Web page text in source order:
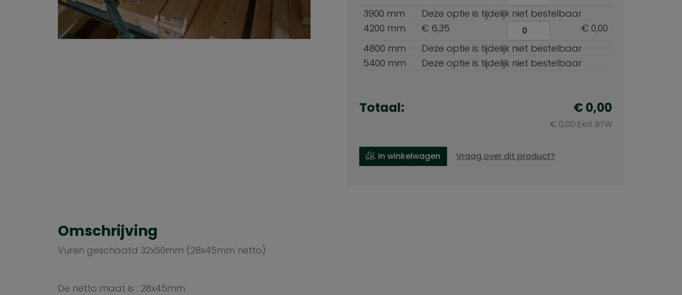
3900 mm
Deze optie is tijdelijk niet bestelbaar
4200 mm
€ 6,35
€ 0,00
4800 mm
Deze optie is tijdelijk niet bestelbaar
5400 mm
Deze optie is tijdelijk niet bestelbaar
Totaal: € 0,00
€ 0,00 Excl. BTW
In winkelwagen Vraag over dit product?
Omschrijving
Vuren geschaafd 32x50mm (28x45mm netto)
De netto maat is : 28x45mm